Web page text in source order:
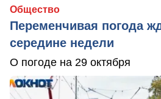
Общество
Переменчивая погода
середине недели
О погоде на 29 октября